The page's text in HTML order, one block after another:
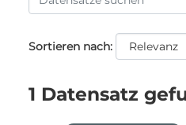
Sortieren nach
1 Datensatz